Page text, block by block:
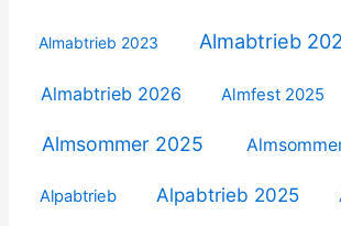
Almabtrieb 2023 Almabtrieb
Almabtrieb 2026 Almfest 2025
Almsommer 2025
Alpabtrieb Alpabtrieb 2025